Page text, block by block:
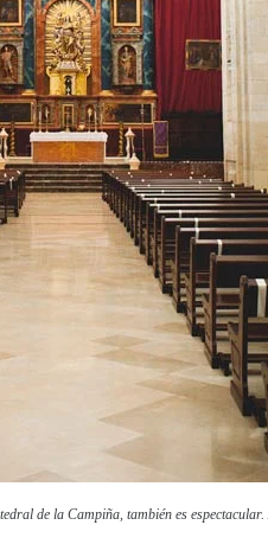
de la Campiña, también es